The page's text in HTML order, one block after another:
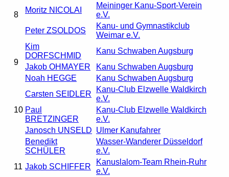
8
Moritz NICOLAI
Meininger Kanu-Sport-Verein
e.V.
Peter ZSOLDOS
Kanu- und Gymnastikclub
Weimar e.V.
9
Kim
DORFSCHMID
Kanu Schwaben Augsburg
Jakob OHMAYER
Kanu Schwaben Augsburg
Noah HEGGE
Kanu Schwaben Augsburg
10
Carsten SEIDLER
Kanu-Club Elzwelle Waldkirch
e.V.
Paul
BRETZINGER
Kanu-Club Elzwelle Waldkirch
e.V.
Janosch UNSELD Ulmer Kanufahrer
11
Benedikt
SCHÜLER
Wasser-Wanderer Düsseldorf
e.V.
Jakob SCHIFFER
Kanuslalom-Team Rhein-Ruhr
e.V.